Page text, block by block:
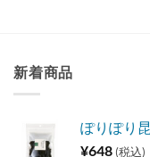
新着商品
ぽりぽり
¥648 (税込)